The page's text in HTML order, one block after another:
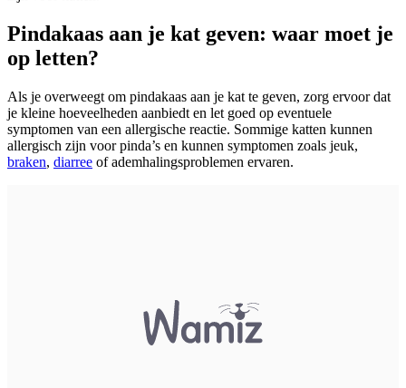
Pindakaas aan je kat geven: waar moet je
op letten?
Als je overweegt om pindakaas aan je kat te geven, zorg ervoor dat
je kleine hoeveelheden aanbiedt en let goed op eventuele
symptomen van een allergische reactie. Sommige katten kunnen
allergisch zijn voor pinda’s en kunnen symptomen zoals jeuk,
braken, diarree of ademhalingsproblemen ervaren.